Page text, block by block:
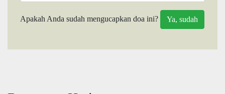
Apakah Anda sudah mengucapkan doa ini?